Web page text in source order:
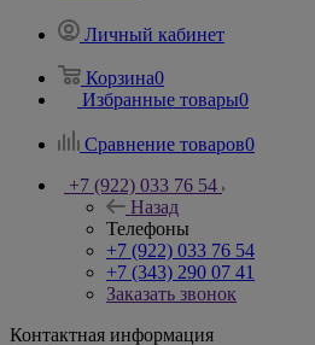
Личный кабинет
Корзина0
Избранные товары0
Сравнение товаров0
+7 (922) 033 76 54
Назад
Телефоны
+7 (922) 033 76 54
+7 (343) 290 07 41
Заказать звонок
Контактная информация